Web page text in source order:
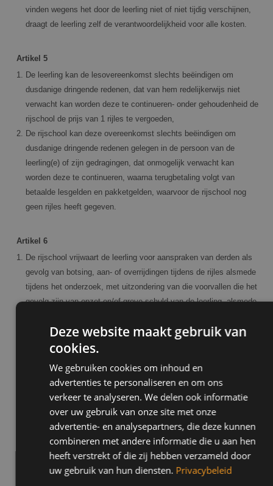
vinden wegens het door de leerling niet of niet tijdig verschijnen,
draagt de leerling zelf de verantwoordelijkheid voor alle kosten.
Artikel 5
De leerling kan de lesovereenkomst slechts beëindigen om
dusdanige dringende redenen, dat van hem redelijkerwijs niet
verwacht kan worden deze te continueren- onder gehoudenheid de
rijschool de prijs van 1 rijles te vergoeden,
De rijschool kan deze overeenkomst slechts beëindigen om
dusdanige dringende redenen gelegen in de persoon van de
leerling(e) of zijn gedragingen, dat onmogelijk verwacht kan
worden deze te continueren, waarna terugbetaling volgt van
betaalde lesgelden en pakketgelden, waarvoor de rijschool nog
geen rijles heeft gegeven.
Artikel 6
De rijschool vrijwaart de leerling voor aanspraken van derden als
gevolg van botsing, aan- of overrijdingen tijdens de rijles alsmede
tijdens het onderzoek, met uitzondering van die voorvallen die het
gevolg zijn van opzet en/of grove schuld van de leerling, alsmede
of geneesmiddelen die de rijvaardigheid kunnen beïnvloeden,
Indien de leerling, ondanks zijn/haar verklaring, dat hem/haar bij
motorvoertuigen te besturen noch zijn/haar rijbewijs is
ingevorderd, toch rijles neemt en indien de opgave onjuist is,
vrijwaart de leerling de rijschool volledig en zal eventueel terzake
de opgelegde boetes geheel vergoeden, alsmede alle andere
financiële consequenties geheel overnemen.
Artikel 7 Pakketten
Deze website maakt gebruik van
cookies.
We gebruiken cookies om inhoud en
advertenties te personaliseren en om ons
verkeer te analyseren. We delen ook informatie
over uw gebruik van onze site met onze
advertentie- en analysepartners, die deze kunnen
combineren met andere informatie die u aan hen
heeft verstrekt of die zij hebben verzameld door
uw gebruik van hun diensten. Privacybeleid